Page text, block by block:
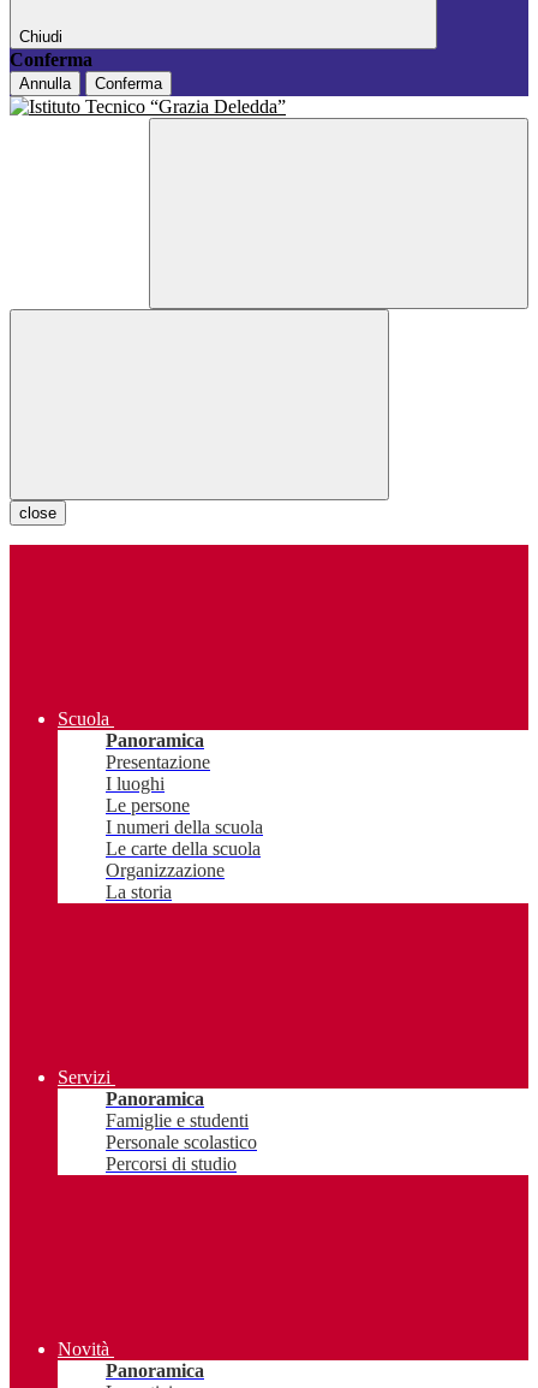
Chiudi
Conferma
Annulla Conferma
close
Scuola
Panoramica
Presentazione
I luoghi
Le persone
I numeri della scuola
Le carte della scuola
Organizzazione
La storia
Servizi
Panoramica
Famiglie e studenti
Personale scolastico
Percorsi di studio
Novità
Panoramica